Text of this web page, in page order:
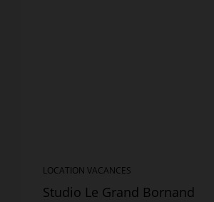
LOCATION VACANCES
Studio Le Grand Bornand